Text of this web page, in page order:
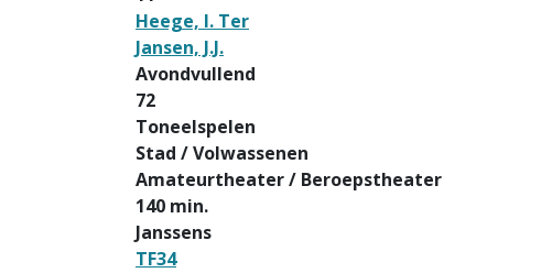
Heege, I. Ter
Jansen, J.J.
Avondvullend
72
Toneelspelen
Stad / Volwassenen
Amateurtheater / Beroepstheater
140 min.
Janssens
TF34